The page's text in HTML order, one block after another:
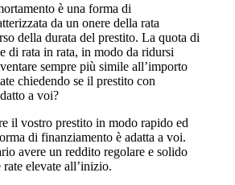
è una forma di
da un onere della rata
della durata del prestito. La quota di
di rata in rata, in modo da ridursi
sempre più simile all’importo
chiedendo se il prestito con
a voi?
il vostro prestito in modo rapido ed
di finanziamento è adatta a voi.
avere un reddito regolare e solido
elevate all’inizio.